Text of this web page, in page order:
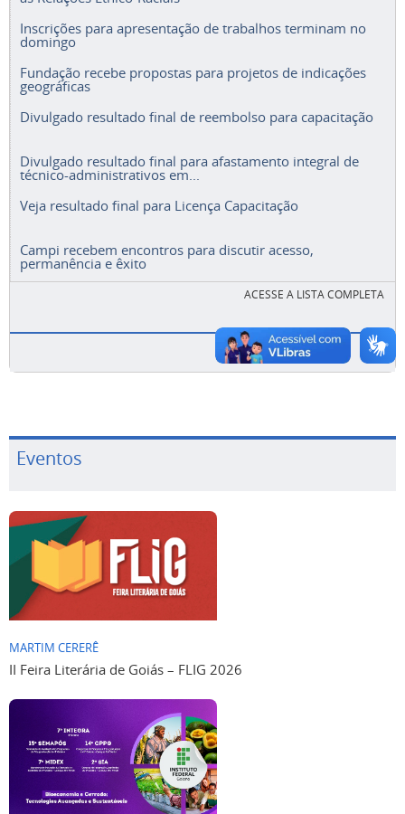
Inscrições para apresentação de trabalhos terminam no
domingo
Fundação recebe propostas para projetos de indicações
geográficas
Divulgado resultado final de reembolso para capacitação
Divulgado resultado final para afastamento integral de
técnico-administrativos em...
Veja resultado final para Licença Capacitação
Campi recebem encontros para discutir acesso,
permanência e êxito
ACESSE A LISTA COMPLETA
Eventos
MARTIM CERERÊ
II Feira Literária de Goiás – FLIG 2026